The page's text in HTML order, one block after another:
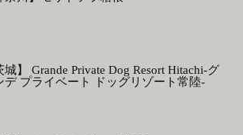
城】 Grande Private Dog Resort Hitachi-グ
デ プライベート ドッグリゾート常陸-